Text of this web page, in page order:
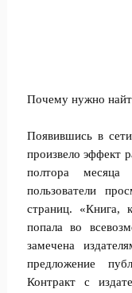
Почему нужно
Появившись в
произвело эффект
полтора
пользователи
страниц. «Книга,
попала во
замечена
предложение
Контракт с